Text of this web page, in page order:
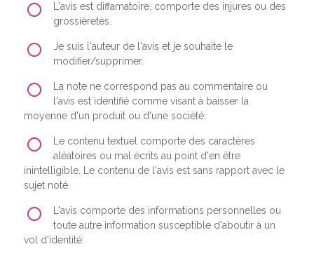
L'avis est diffamatoire, comporte des injures ou des
grossièretés.
Je suis l'auteur de l'avis et je souhaite le
modifier/supprimer.
La note ne correspond pas au commentaire ou
l'avis est identifié comme visant à baisser la
moyenne d'un produit ou d'une société.
Le contenu textuel comporte des caractères
aléatoires ou mal écrits au point d'en être
inintelligible. Le contenu de l'avis est sans rapport avec le
sujet noté.
L'avis comporte des informations personnelles ou
toute autre information susceptible d'aboutir à un
vol d'identité.